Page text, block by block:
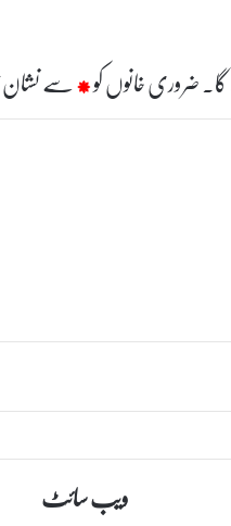
ضروری خانوں کو*سے نشان
ویب‌ سائٹ